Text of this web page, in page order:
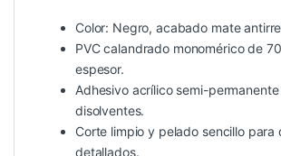
Color: Negro, acabado mate
PVC calandrado monomérico de
espesor.
Adhesivo acrílico semi-
disolventes.
Corte limpio y pelado sencillo para
detallados.